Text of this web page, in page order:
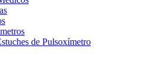
de Pulsoxímetro